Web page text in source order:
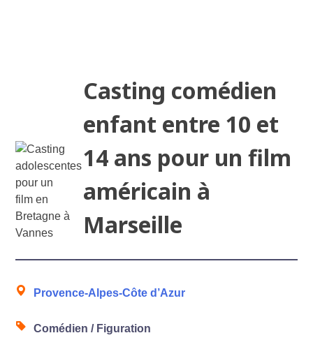
Casting comédien
enfant entre 10 et
14 ans pour un film
américain à
Marseille
Provence-Alpes-Côte d’Azur
Comédien / Figuration